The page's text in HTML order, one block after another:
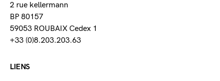
2 rue kellermann
BP 80157
59053 ROUBAIX Cedex 1
+33 (0)8.203.203.63
LIENS